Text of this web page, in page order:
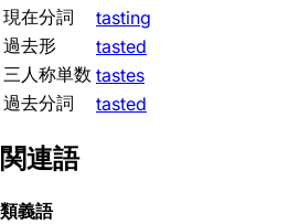
現在分詞
tasting
過去形
tasted
三人称単数 tastes
過去分詞
tasted
関連語
類義語